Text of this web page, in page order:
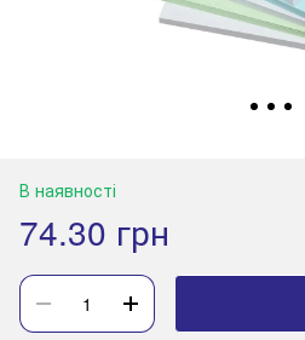
В наявності
74.30 грн